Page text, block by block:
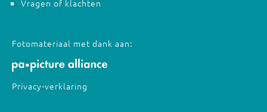
Vragen of klachten
Fotomateriaal met dank aan:
Privacy-verklaring